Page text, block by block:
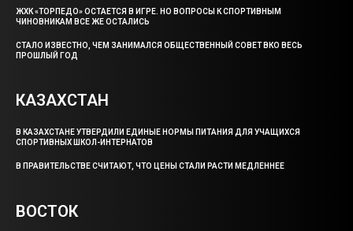
ЖХК «ТОРПЕДО» ОСТАЕТСЯ В ИГРЕ. НО ВОПРОСЫ К СПОРТИВНЫМ
ЧИНОВНИКАМ ВСЕ ЖЕ ОСТАЛИСЬ
СТАЛО ИЗВЕСТНО, ЧЕМ ЗАНИМАЛСЯ ОБЩЕСТВЕННЫЙ СОВЕТ ВКО ВЕСЬ
ПРОШЛЫЙ ГОД
КАЗАХСТАН
В КАЗАХСТАНЕ УТВЕРДИЛИ ЕДИНЫЕ НОРМЫ ПИТАНИЯ ДЛЯ УЧАЩИХСЯ
СПОРТИВНЫХ ШКОЛ-ИНТЕРНАТОВ
В ПРАВИТЕЛЬСТВЕ СЧИТАЮТ, ЧТО ЦЕНЫ СТАЛИ РАСТИ МЕДЛЕННЕЕ
ВОСТОК